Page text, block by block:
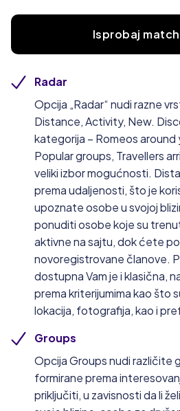
Isprobaj
Radar
Opcija „Radar“ nudi razne
Distance, Activity, New.
kategorija – Romeos
Popular groups, Travellers
veliki izbor mogućnosti.
prema udaljenosti, što je
upoznate osobe u svojoj
ponuditi osobe koje su
aktivne na sajtu, dok ćete
novoregistrovane članove.
dostupna Vam je i klasična,
prema kriterijumima kao što
lokacija, fotografija, kao i
Groups
Opcija Groups nudi različite
formirane prema
priključiti, u zavisnosti da li